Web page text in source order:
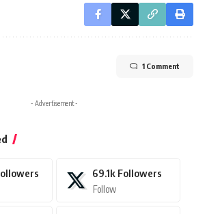
1 Comment
- Advertisement -
69.1k Followers
Follow